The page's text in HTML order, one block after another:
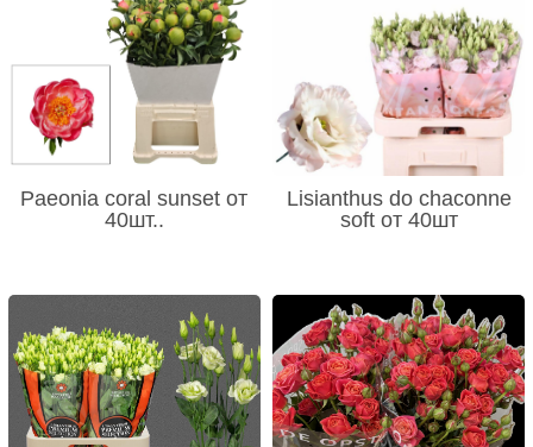
Paeonia coral sunset от
40шт..
Lisianthus do chaconne
soft от 40шт